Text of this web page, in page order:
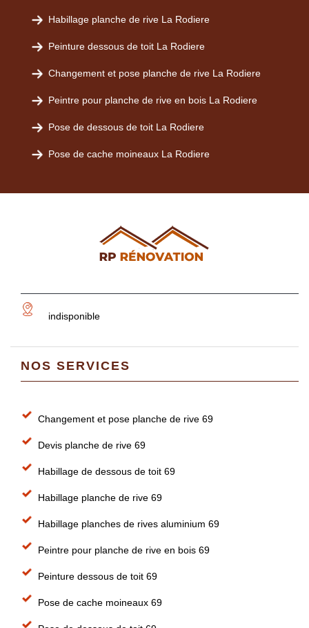
Habillage planche de rive La Rodiere
Peinture dessous de toit La Rodiere
Changement et pose planche de rive La Rodiere
Peintre pour planche de rive en bois La Rodiere
Pose de dessous de toit La Rodiere
Pose de cache moineaux La Rodiere
indisponible
NOS SERVICES
Changement et pose planche de rive 69
Devis planche de rive 69
Habillage de dessous de toit 69
Habillage planche de rive 69
Habillage planches de rives aluminium 69
Peintre pour planche de rive en bois 69
Peinture dessous de toit 69
Pose de cache moineaux 69